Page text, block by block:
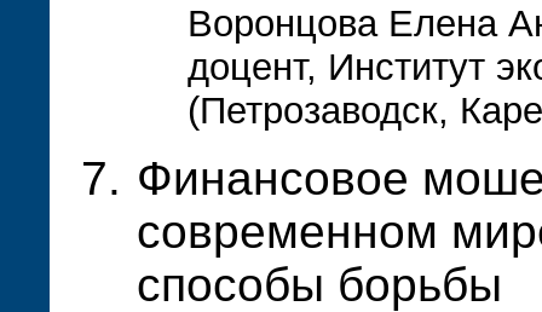
Воронцова Елена
доцент, Институт
(Петрозаводск,
Финансовое
современном
способы борьбы